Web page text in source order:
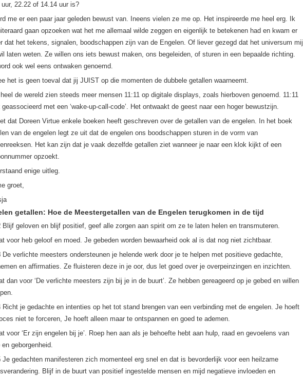
uur, 22.22 of 14.14 uur is?
me er een paar jaar geleden bewust van. Ineens vielen ze me op. Het inspireerde me heel erg. Ik
gaan opzoeken wat het me allemaal wilde zeggen en eigenlijk te betekenen had en kwam er
dat het tekens, signalen, boodschappen zijn van de Engelen. Of liever gezegd dat het universum mij
laten weten. Ze willen ons iets bewust maken, ons begeleiden, of sturen in een bepaalde richting.
ook wel eens ontwaken genoemd.
het is geen toeval dat jij JUIST op die momenten de dubbele getallen waarneemt.
de wereld zien steeds meer mensen 11:11 op digitale displays, zoals hierboven genoemd. 11:11
geassocieerd met een ‘wake-up-call-code’. Het ontwaakt de geest naar een hoger bewustzijn.
dat Doreen Virtue enkele boeken heeft geschreven over de getallen van de engelen. In het boek
van de engelen legt ze uit dat de engelen ons boodschappen sturen in de vorm van
Het kan zijn dat je vaak dezelfde getallen ziet wanneer je naar een klok kijkt of een
opzoekt.
enige uitleg.
groet,
getallen: Hoe de Meestergetallen van de Engelen terugkomen in de tijd
Blijf geloven en blijf positief, geef alle zorgen aan spirit om ze te laten helen en transmuteren.
voor heb geloof en moed. Je gebeden worden bewaarheid ook al is dat nog niet zichtbaar.
De verlichte meesters ondersteunen je helende werk door je te helpen met positieve gedachte,
en affirmaties. Ze fluisteren deze in je oor, dus let goed over je overpeinzingen en inzichten.
dan voor ‘De verlichte meesters zijn bij je in de buurt’. Ze hebben gereageerd op je gebed en willen
Richt je gedachte en intenties op het tot stand brengen van een verbinding met de engelen. Je hoeft
niet te forceren, Je hoeft alleen maar te ontspannen en goed te ademen.
voor ‘Er zijn engelen bij je’. Roep hen aan als je behoefte hebt aan hulp, raad en gevoelens van
en geborgenheid.
Je gedachten manifesteren zich momenteel erg snel en dat is bevorderlijk voor een heilzame
Blijf in de buurt van positief ingestelde mensen en mijd negatieve invloeden en